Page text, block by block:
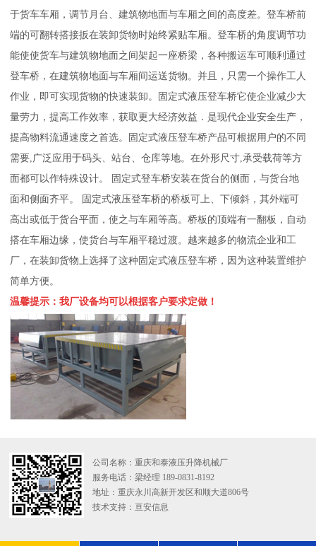
于货车车厢，调节月台、建筑物地面与车厢之间的高度差。登车桥前
端的可翻转搭接扳在装卸货物时始终紧贴车厢。登车桥的角度调节功
能使使货车与建筑物地面之间架起一座桥梁，各种搬运车可顺利 通过
登车桥，在建筑物地面与车厢间运送货物。并且，只需一个操作工人
作业，即可实现货物的快速装卸。固定式液压登车桥它使企业减少大
量劳力，提高工作效率，获取更大经济效益．是现代企业安全生产，
提高物料流通速度之首选。固定式液压登车桥产品可根据用户的不同
需要,广泛应用于码头、站台、仓库等地。在外形尺寸,承受载荷等方
面都可以作特殊设计。 固定式登车桥安装在货台的侧面，与货台地
面和侧面齐平。 固定式液压登车桥的桥板可上、下倾斜，其外端可
高出或低于货台平面，使之与车厢等高。桥板的顶端有一翻板，自动
搭在车厢边缘，使货台与车厢平稳过渡。越来越多的物流企业和工
厂，在装卸货物上选择了这种固定式液压登车桥，因为这种装置维护
简单方便。
温馨提示：我厂设备均可以根据客户要求定做！
公司名称：重庆和泰液压升降机械厂
服务电话：梁经理 189-0831-8192
地址：重庆永川高新开发区和顺大道806号
技术支持： 亘安信息